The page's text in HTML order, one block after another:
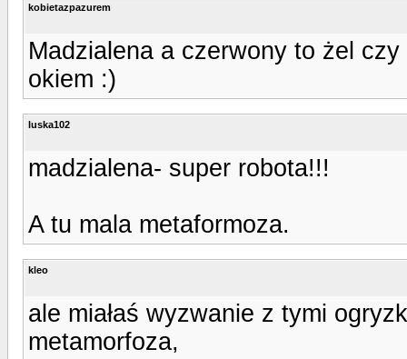
kobietazpazurem
Madzialena a czerwony to żel
okiem :)
luska102
madzialena- super robota!!!
A tu mala metaformoza.
kleo
ale miałaś wyzwanie z tymi
metamorfoza,